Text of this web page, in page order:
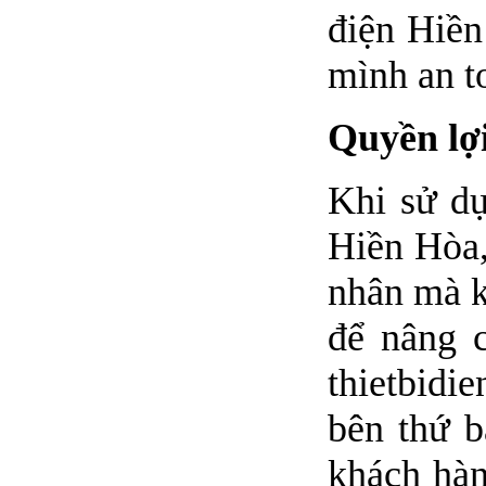
điện
mình an
Quyền
Khi sử
Hiền
nhân mà
để nâng
bên thứ
khách